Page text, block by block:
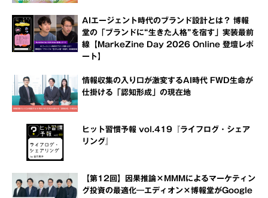
AIエージェント時代のブランド設計とは？ 博報
堂の「ブランドに“生きた人格”を宿す」実装最前
線【MarkeZine Day 2026 Online 登壇レポ
ート】
情報収集の入り口が激変するAI時代 FWD生命が
仕掛ける「認知形成」の現在地
ヒット習慣予報 vol.419『ライフログ・シェア
リング』
【第12回】因果推論×MMMによるマーケティン
グ投資の最適化―エディオン×博報堂がGoogle